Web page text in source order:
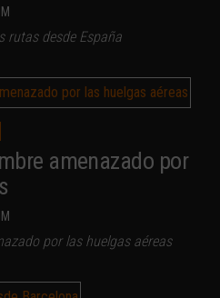
rutas desde España
amenazado por
por las huelgas aéreas